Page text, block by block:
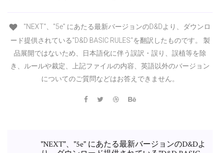
"NEXT"、"5e" にあたる最新バージョンのD&Dより、ダウンロ
ード提供されている"D&D BASIC RULES"を翻訳したものです。 製
品展開ではないため、日本語化に伴う誤訳・誤り、誤植等を除
き、ルールや裁定、上記ファイルの内容、英語以外のバージョン
についてのご質問などはお答えできません。
"NEXT"、"5e" にあたる最新バージョンのD&Dよ